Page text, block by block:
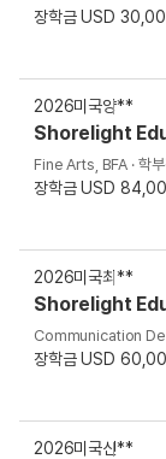
장학금 USD
2026미국양**
Shorelight
Fine Arts, BFA · 학부
장학금 USD
2026미국최**
Shorelight
Communication
장학금 USD
2026미국신**